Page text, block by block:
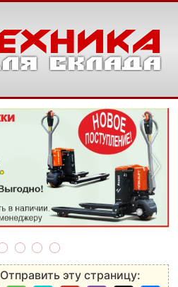
›
Отправить эту страницу: